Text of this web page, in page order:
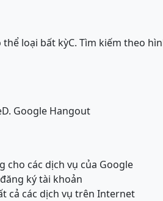
thể loại bất kỳC. Tìm kiếm theo
D. Google Hangout
cho các dịch vụ của Google
ký tài khoản
cả các dịch vụ trên Internet